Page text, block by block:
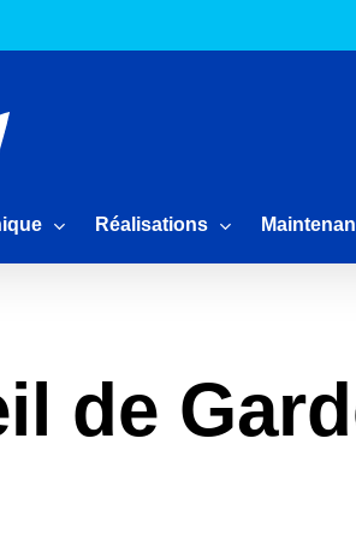
Réalisations
de